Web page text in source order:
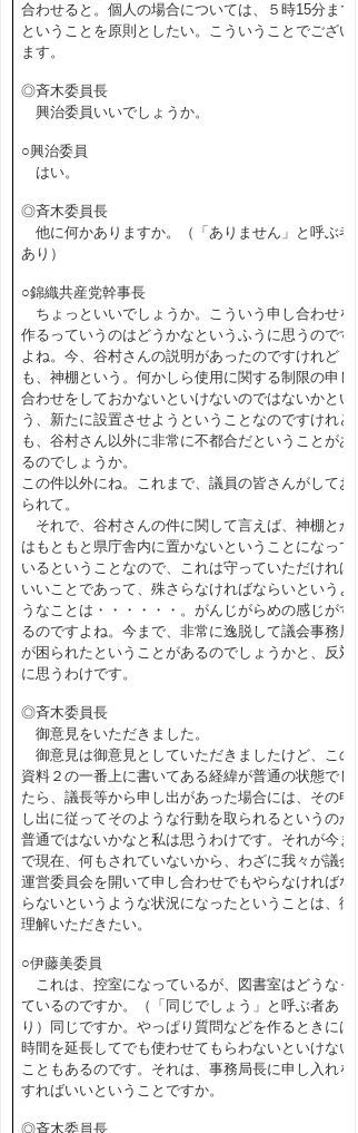
合わせると。個人の場合については、５時15分まで
ということを原則としたい。こういうことでござい
ます。
◎斉木委員長
興治委員いいでしょうか。
○興治委員
はい。
◎斉木委員長
他に何かありますか。（「ありません」と呼ぶ者
あり）
○錦織共産党幹事長
ちょっといいでしょうか。こういう申し合わせを
作るっていうのはどうかなというふうに思うのです
よね。今、谷村さんの説明があったのですけれど
も、神棚という。何かしら使用に関する制限の申し
合わせをしておかないといけないのではないかとい
う、新たに設置させようということなのですけれど
も、谷村さん以外に非常に不都合だということがあ
るのでしょうか。
この件以外にね。これまで、議員の皆さんがしてお
られて。
それで、谷村さんの件に関して言えば、神棚とか
はもともと県庁舎内に置かないということになって
いるということなので、これは守っていただければ
いいことであって、殊さらなければならいというよ
うなことは・・・・・・。がんじがらめの感じがす
るのですよね。今まで、非常に逸脱して議会事務局
が困られたということがあるのでしょうかと、反対
に思うわけです。
◎斉木委員長
御意見をいただきました。
御意見は御意見としていただきましたけど、この
資料２の一番上に書いてある経緯が普通の状態でし
たら、議長等から申し出があった場合には、その申
し出に従ってそのような行動を取られるというのが
普通ではないかなと私は思うわけです。それが今ま
で現在、何もされていないから、わざに我々が議会
運営委員会を開いて申し合わせでもやらなければな
らないというような状況になったということは、御
理解いただきたい。
○伊藤美委員
これは、控室になっているが、図書室はどうなっ
ているのですか。（「同じでしょう」と呼ぶ者あ
り）同じですか。やっぱり質問などを作るときには
時間を延長してでも使わせてもらわないといけない
こともあるのです。それは、事務局長に申し入れを
すればいいということですか。
◎斉木委員長